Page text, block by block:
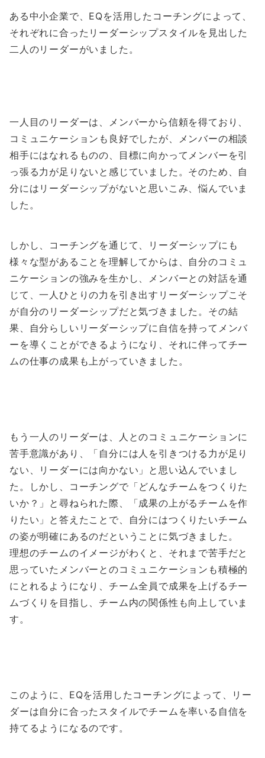
ある中小企業で、EQを活用したコーチングによって、
それぞれに合ったリーダーシップスタイルを見出した
二人のリーダーがいました。
一人目のリーダーは、メンバーから信頼を得ており、
コミュニケーションも良好でしたが、メンバーの相談
相手にはなれるものの、目標に向かってメンバーを引
っ張る力が足りないと感じていました。そのため、自
分にはリーダーシップがないと思いこみ、悩んでいま
した。
しかし、コーチングを通じて、リーダーシップにも
様々な型があることを理解してからは、自分のコミュ
ニケーションの強みを生かし、メンバーとの対話を通
じて、一人ひとりの力を引き出すリーダーシップこそ
が自分のリーダーシップだと気づきました。その結
果、自分らしいリーダーシップに自信を持ってメンバ
ーを導くことができるようになり、それに伴ってチー
ムの仕事の成果も上がっていきました。
もう一人のリーダーは、人とのコミュニケーションに
苦手意識があり、「自分には人を引きつける力が足り
ない、リーダーには向かない」と思い込んでいまし
た。しかし、コーチングで「どんなチームをつくりた
いか？」と尋ねられた際、「成果の上がるチームを作
りたい」と答えたことで、自分にはつくりたいチーム
の姿が明確にあるのだということに気づきました。
理想のチームのイメージがわくと、それまで苦手だと
思っていたメンバーとのコミュニケーションも積極的
にとれるようになり、チーム全員で成果を上げるチー
ムづくりを目指し、チーム内の関係性も向上していま
す。
このように、EQを活用したコーチングによって、リー
ダーは自分に合ったスタイルでチームを率いる自信を
持てるようになるのです。